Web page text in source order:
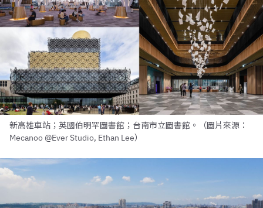
新高雄車站；英國伯明罕圖書館；台南市立圖書館。（圖片來源：
Mecanoo @Ever Studio, Ethan Lee）